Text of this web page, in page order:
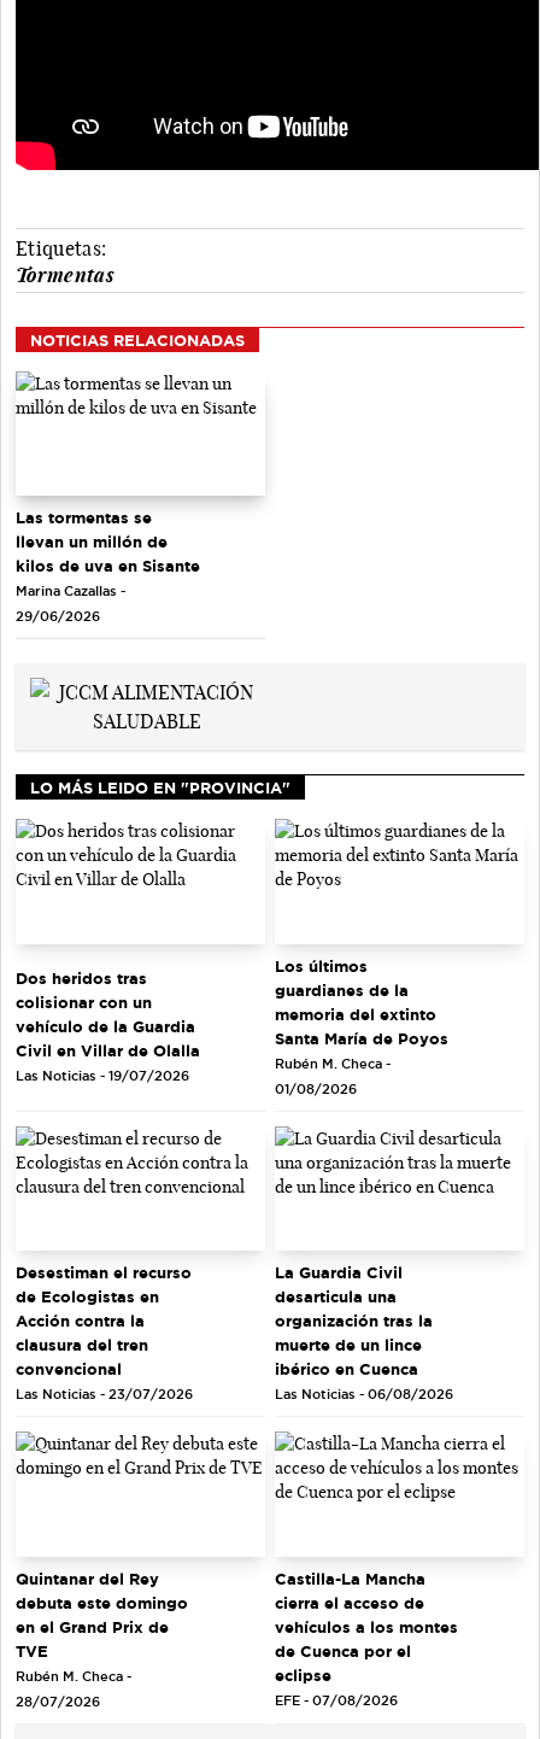
Etiquetas:
Tormentas
NOTICIAS RELACIONADAS
Las tormentas se
llevan un millón de
kilos de uva en Sisante
Marina Cazallas -
29/06/2026
LO MÁS LEIDO EN "PROVINCIA"
Dos heridos tras
colisionar con un
vehículo de la Guardia
Civil en Villar de Olalla
Las Noticias - 19/07/2026
Los últimos
guardianes de la
memoria del extinto
Santa María de Poyos
Rubén M. Checa -
01/08/2026
Desestiman el recurso
de Ecologistas en
Acción contra la
clausura del tren
convencional
Las Noticias - 23/07/2026
La Guardia Civil
desarticula una
organización tras la
muerte de un lince
ibérico en Cuenca
Las Noticias - 06/08/2026
Quintanar del Rey
debuta este domingo
en el Grand Prix de
TVE
Rubén M. Checa -
28/07/2026
Castilla-La Mancha
cierra el acceso de
vehículos a los montes
de Cuenca por el
eclipse
EFE - 07/08/2026